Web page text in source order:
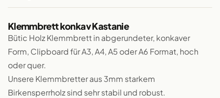
Klemmbrett konkav Kastanie
Bütic Holz Klemmbrett in abgerundeter, konkaver
Form, Clipboard für A3, A4, A5 oder A6 Format, hoch
oder quer.
Unsere Klemmbretter aus 3mm starkem
Birkensperrholz sind sehr stabil und robust.